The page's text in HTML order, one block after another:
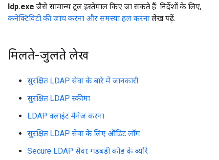
ldp.exe जैसे सामान्य टूल इस्तेमाल किए जा सकते हैं. निर्देशों के लिए,
कनेक्टिविटी की जांच करना और समस्या हल करना लेख पढ़ें.
मिलते-जुलते लेख
सुरक्षित LDAP सेवा के बारे में जानकारी
सुरक्षित LDAP स्कीमा
LDAP क्लाइंट मैनेज करना
सुरक्षित LDAP सेवा के लिए ऑडिट लॉग
Secure LDAP सेवा: गड़बड़ी कोड के ब्यौरे